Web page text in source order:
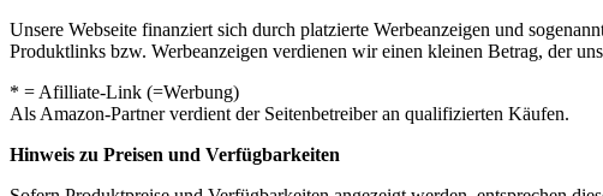
Unsere Webseite finanziert sich durch platzierte Werbeanzeigen und
Produktlinks bzw. Werbeanzeigen verdienen wir einen kleinen Betrag, der
* = Afilliate-Link (=Werbung)
Als Amazon-Partner verdient der Seitenbetreiber an qualifizierten Käufen.
Hinweis zu Preisen und Verfügbarkeiten